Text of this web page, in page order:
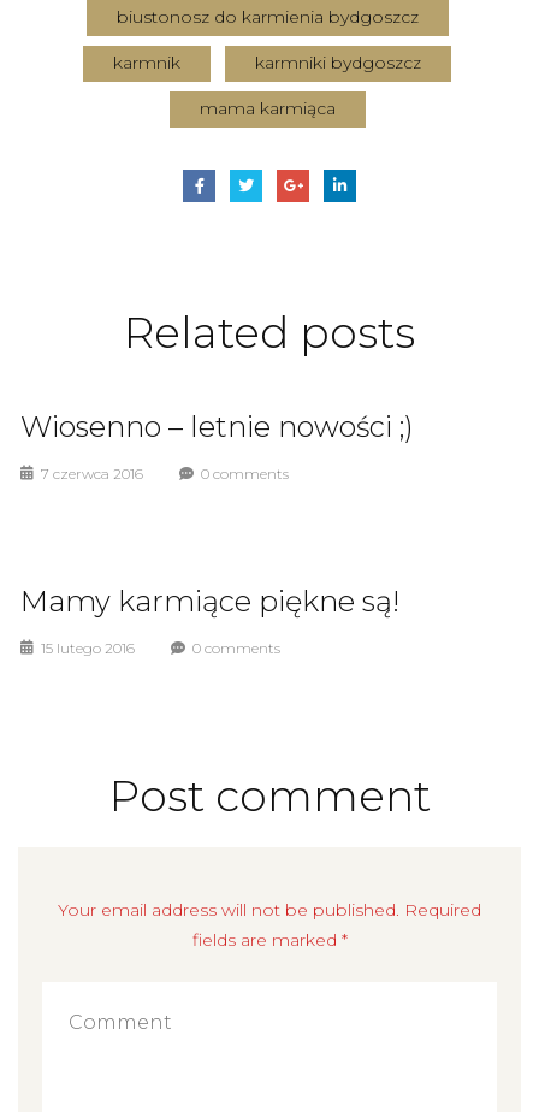
biustonosz do karmienia bydgoszcz
karmnik karmniki bydgoszcz
mama karmiąca
Related posts
Wiosenno – letnie nowości ;)
7 czerwca 2016 0 comments
Mamy karmiące piękne są!
15 lutego 2016 0 comments
Post comment
Your email address will not be published. Required
fields are marked *